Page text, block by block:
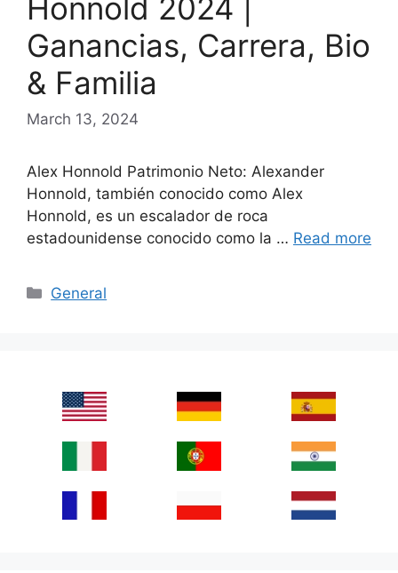
Honnold 2024 |
Ganancias, Carrera, Bio
& Familia
March 13, 2024
Alex Honnold Patrimonio Neto: Alexander
Honnold, también conocido como Alex
Honnold, es un escalador de roca
estadounidense conocido como la … Read more
Categories
General